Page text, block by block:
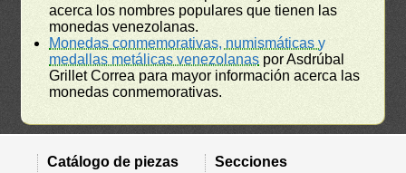
acerca los nombres populares que tienen las
monedas venezolanas.
Monedas conmemorativas, numismáticas y
medallas metálicas venezolanas por Asdrúbal
Grillet Correa para mayor información acerca las
monedas conmemorativas.
Catálogo de piezas
Secciones